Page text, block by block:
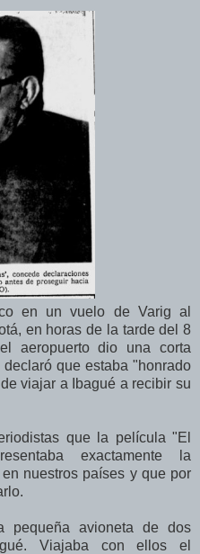
en un vuelo de Varig al
en horas de la tarde del 8
aeropuerto dio una corta
que estaba "honrado
viajar a Ibagué a recibir su
que la película "El
exactamente la
nuestros países y que por
pequeña avioneta de dos
Viajaba con ellos el